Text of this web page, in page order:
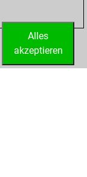
Alles
akzeptieren